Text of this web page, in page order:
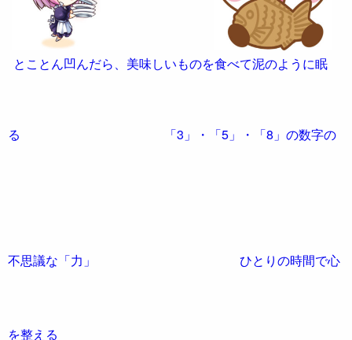
とことん凹んだら、美味しいものを食べて泥のように眠
る 「3」・「5」・「8」の数字の
不思議な「力」 ひとりの時間で心
を整える